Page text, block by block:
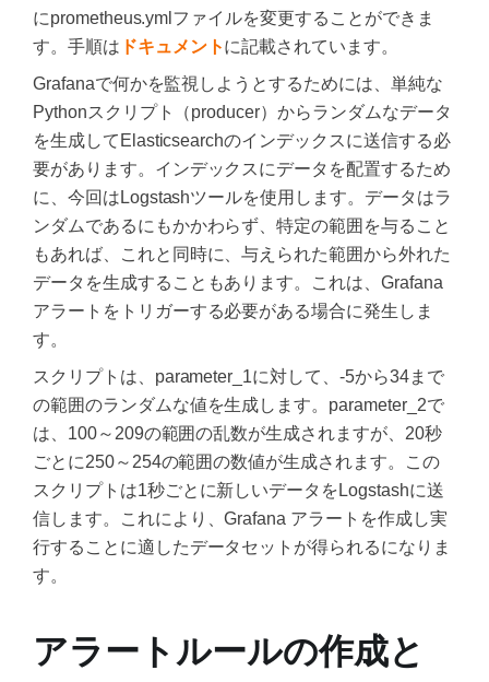
にprometheus.ymlファイルを変更することができま
す。手順は ドキュメントに記載されています。
Grafanaで何かを監視しようとするためには、単純な
Pythonスクリプト（producer）からランダムなデータ
を生成してElasticsearchのインデックスに送信する必
要があります。インデックスにデータを配置するため
に、今回はLogstashツールを使用します。データはラ
ンダムであるにもかかわらず、特定の範囲を与ること
もあれば、これと同時に、与えられた範囲から外れた
データを生成することもあります。これは、Grafana
アラートをトリガーする必要がある場合に発生しま
す。
スクリプトは、parameter_1に対して、-5から34まで
の範囲のランダムな値を生成します。parameter_2で
は、100～209の範囲の乱数が生成されますが、20秒
ごとに250～254の範囲の数値が生成されます。この
スクリプトは1秒ごとに新しいデータをLogstashに送
信します。これにより、Grafana アラートを作成し実
行することに適したデータセットが得られるになりま
す。
アラートルールの作成と